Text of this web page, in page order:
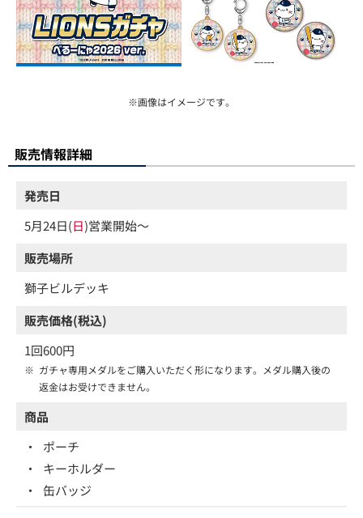
※画像はイメージです。
販売情報詳細
発売日
5月24日(日)営業開始～
販売場所
獅子ビルデッキ
販売価格(税込)
1回600円
※ ガチャ専用メダルをご購入いただく形になります。メダル購入後の
返金はお受けできません。
商品
・
ポーチ
・
キーホルダー
・
缶バッジ